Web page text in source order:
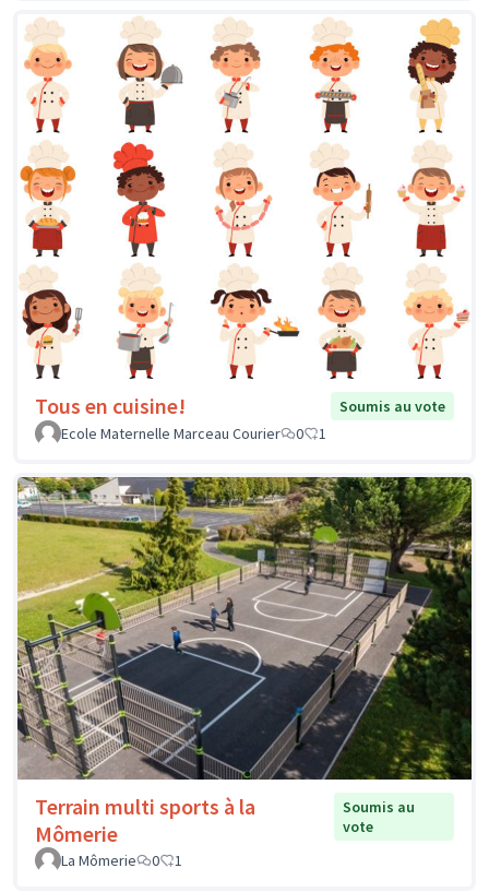
Tous en cuisine!
Soumis au vote
Ecole Maternelle Marceau Courier
0 1
Terrain multi sports à la
Mômerie
Soumis au
vote
La Mômerie
0 1